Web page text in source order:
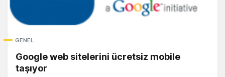
GENEL
Google web sitelerini ücretsiz mobile
taşıyor